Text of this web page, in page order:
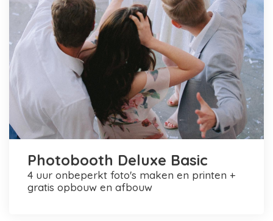
Photobooth Deluxe Basic
4 uur onbeperkt foto's maken en printen +
gratis opbouw en afbouw